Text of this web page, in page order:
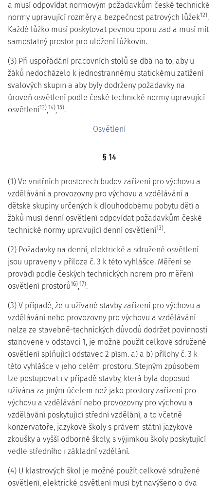
a musí odpovídat normovým požadavkům české technické
normy upravující rozměry a bezpečnost patrových lůžek12).
Každé lůžko musí poskytovat pevnou oporu zad a musí mít
samostatný prostor pro uložení lůžkovin.
(3) Při uspořádání pracovních stolů se dbá na to, aby u
žáků nedocházelo k jednostrannému statickému zatížení
svalových skupin a aby byly dodrženy požadavky na
úroveň osvětlení podle české technické normy upravující
osvětlení13),14),15).
Osvětlení
§ 14
(1) Ve vnitřních prostorech budov zařízení pro výchovu a
vzdělávání a provozovny pro výchovu a vzdělávání a
dětské skupiny určených k dlouhodobému pobytu dětí a
žáků musí denní osvětlení odpovídat požadavkům české
technické normy upravující denní osvětlení13).
(2) Požadavky na denní, elektrické a sdružené osvětlení
jsou upraveny v příloze č. 3 k této vyhlášce. Měření se
provádí podle českých technických norem pro měření
osvětlení prostorů16),17).
(3) V případě, že u užívané stavby zařízení pro výchovu a
vzdělávání nebo provozovny pro výchovu a vzdělávání
nelze ze stavebně-technických důvodů dodržet povinnosti
stanovené v odstavci 1, je možné použít celkové sdružené
osvětlení splňující odstavec 2 písm. a) a b) přílohy č. 3 k
této vyhlášce v jeho celém prostoru. Stejným způsobem
lze postupovat i v případě stavby, která byla doposud
užívána za jiným účelem než jako prostory zařízení pro
výchovu a vzdělávání nebo provozovny pro výchovu a
vzdělávání poskytující střední vzdělání, a to včetně
konzervatoře, jazykové školy s právem státní jazykové
zkoušky a vyšší odborné školy, s výjimkou školy poskytující
vedle středního i základní vzdělání.
(4) U klastrových škol je možné použít celkové sdružené
osvětlení, elektrické osvětlení musí být navýšeno o dva